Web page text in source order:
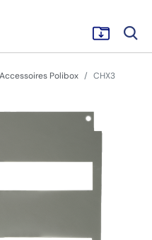
Accessoires Polibox CHX3